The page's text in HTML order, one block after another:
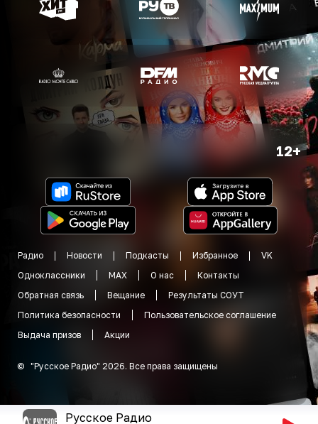
12+
Радио Новости Подкасты Избранное
VK
Одноклассники
MAX О нас
Контакты
Обратная связь
Вещание
Результаты СОУТ
Политика безопасности
Пользовательское соглашение
Выдача призов
Акции
© "Русское Радио" 2026. Все права защищены
Русское Радио